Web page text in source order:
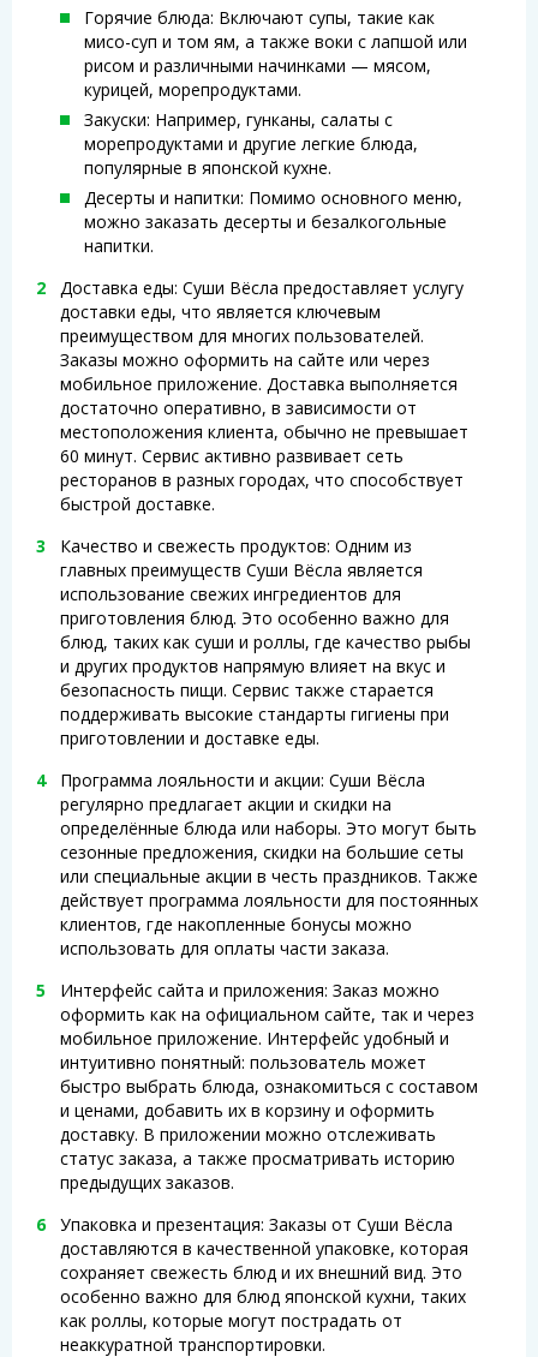
Горячие блюда: Включают супы, такие как
мисо-суп и том ям, а также воки с лапшой или
рисом и различными начинками — мясом,
курицей, морепродуктами.
Закуски: Например, гунканы, салаты с
морепродуктами и другие легкие блюда,
популярные в японской кухне.
Десерты и напитки: Помимо основного меню,
можно заказать десерты и безалкогольные
напитки.
Доставка еды: Суши Вёсла предоставляет услугу
доставки еды, что является ключевым
преимуществом для многих пользователей.
Заказы можно оформить на сайте или через
мобильное приложение. Доставка выполняется
достаточно оперативно, в зависимости от
местоположения клиента, обычно не превышает
60 минут. Сервис активно развивает сеть
ресторанов в разных городах, что способствует
быстрой доставке.
Качество и свежесть продуктов: Одним из
главных преимуществ Суши Вёсла является
использование свежих ингредиентов для
приготовления блюд. Это особенно важно для
блюд, таких как суши и роллы, где качество рыбы
и других продуктов напрямую влияет на вкус и
безопасность пищи. Сервис также старается
поддерживать высокие стандарты гигиены при
приготовлении и доставке еды.
Программа лояльности и акции: Суши Вёсла
регулярно предлагает акции и скидки на
определённые блюда или наборы. Это могут быть
сезонные предложения, скидки на большие сеты
или специальные акции в честь праздников. Также
действует программа лояльности для постоянных
клиентов, где накопленные бонусы можно
использовать для оплаты части заказа.
Интерфейс сайта и приложения: Заказ можно
оформить как на официальном сайте, так и через
мобильное приложение. Интерфейс удобный и
интуитивно понятный: пользователь может
быстро выбрать блюда, ознакомиться с составом
и ценами, добавить их в корзину и оформить
доставку. В приложении можно отслеживать
статус заказа, а также просматривать историю
предыдущих заказов.
Упаковка и презентация: Заказы от Суши Вёсла
доставляются в качественной упаковке, которая
сохраняет свежесть блюд и их внешний вид. Это
особенно важно для блюд японской кухни, таких
как роллы, которые могут пострадать от
неаккуратной транспортировки.